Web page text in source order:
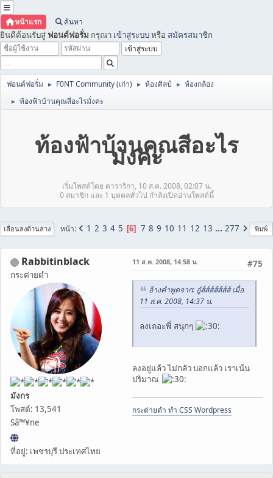
หน้าแรก ค้นหา
ยินดีต้อนรับสู่ ฟอนต์ฟอรั่ม กรุณา เข้าสู่ระบบหรือ สมัครสมาชิก
ฟอนต์ฟอรั่ม ► F0NT Community (เก่า) ► ห้องศิลป์ ► ห้องกล้อง
► ท้องฟ้าบ้านคุณสีอะไรมั่งคะ
ท้องฟ้าบ้านคุณสีอะไร
มั่งคะ
เริ่มโพสต์โดย ดาราริกา, 10 ส.ค. 2008, 02:07 น.
0 สมาชิก และ 1 บุคคลทั่วไป กำลังเปิดอ่านโพสต์นี้
พิมพ์
เลื่อนลงด้านล่าง หน้า 1 2 3 4 5 6 7 8 9 10 11 12 13 ... 277
Rabbitinblack
กระต่ายดำ
มังกร
โพสต์: 13,541
Sâ™¥ne
ที่อยู่: เพชรบุรี ประเทศไทย
#75
11 ส.ค. 2008, 14:58 น.
อ้างคำพูดจาก: อู๋ส์ส์ส์ส์ส์ส์ส์ เมื่อ
11 ส.ค. 2008, 14:37 น.
ลงเถอะพี่ สนุกๆ
ลงอยู่แล้ว ไม่กลัว บอกแล้ว เราเน้น
ปริมาณ
กระต่ายดำ ทำ CSS Wordpress